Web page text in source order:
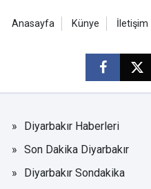
Anasayfa Künye İletişim
Diyarbakır Haberleri
Son Dakika Diyarbakır
Diyarbakır Sondakika